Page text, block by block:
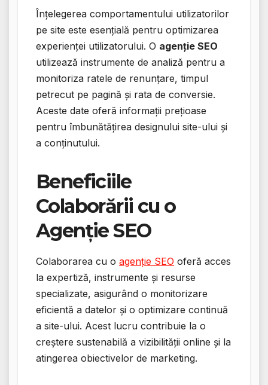
Înțelegerea comportamentului utilizatorilor
pe site este esențială pentru optimizarea
experienței utilizatorului. O agenție SEO
utilizează instrumente de analiză pentru a
monitoriza ratele de renunțare, timpul
petrecut pe pagină și rata de conversie.
Aceste date oferă informații prețioase
pentru îmbunătățirea designului site-ului și
a conținutului.
Beneficiile
Colaborării cu o
Agenție SEO
Colaborarea cu o agenție SEO oferă acces
la expertiză, instrumente și resurse
specializate, asigurând o monitorizare
eficientă a datelor și o optimizare continuă
a site-ului. Acest lucru contribuie la o
creștere sustenabilă a vizibilității online și la
atingerea obiectivelor de marketing.